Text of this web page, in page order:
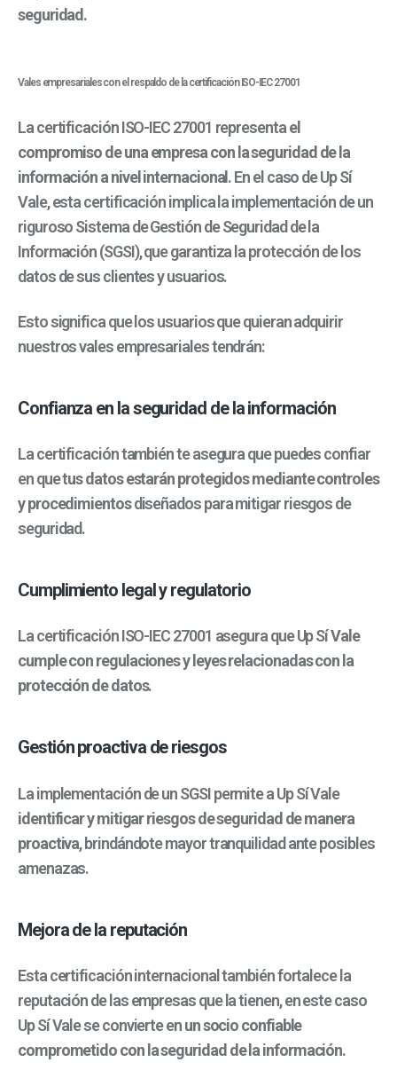
seguridad.
Vales empresariales con el respaldo de la certificación ISO-IEC 27001
La certificación ISO-IEC 27001 representael
compromiso de una empresa con la seguridad de la
información a nivel internacional. En el caso de Up Sí
Vale, esta certificación implica la implementación de un
riguroso Sistema de Gestión de Seguridad de la
Información (SGSI), que garantiza la protección de los
datos de sus clientes y usuarios.
Esto significa que los usuarios que quieran adquirir
nuestros vales empresariales tendrán:
Confianza en la seguridad de la información
La certificación también te asegura que puedes confiar
en que tus datos estarán protegidos mediante controles
y procedimientosdiseñados para mitigar riesgos de
seguridad.
Cumplimiento legal y regulatorio
La certificación ISO-IEC 27001 asegura que Up SíVale
cumple con regulaciones y leyes relacionadas con la
protección de datos.
Gestión proactiva de riesgos
La implementación de un SGSI permite a Up Sí Vale
identificar y mitigar riesgos de seguridad de manera
proactiva, brindándote mayor tranquilidad ante posibles
amenazas.
Mejora de la reputación
Esta certificación internacional también fortalece la
reputación de las empresas que la tienen, en este caso
Up Sí Vale se convierte enun socio confiable
comprometido con la seguridad de la información.